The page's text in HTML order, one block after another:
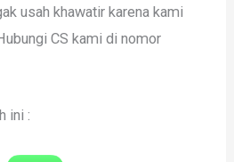
usah khawatir karena kami
CS kami di nomor
ini :